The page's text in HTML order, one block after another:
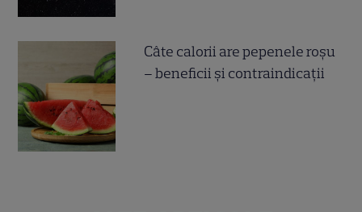
Câte calorii are pepenele roșu
– beneficii și contraindicații